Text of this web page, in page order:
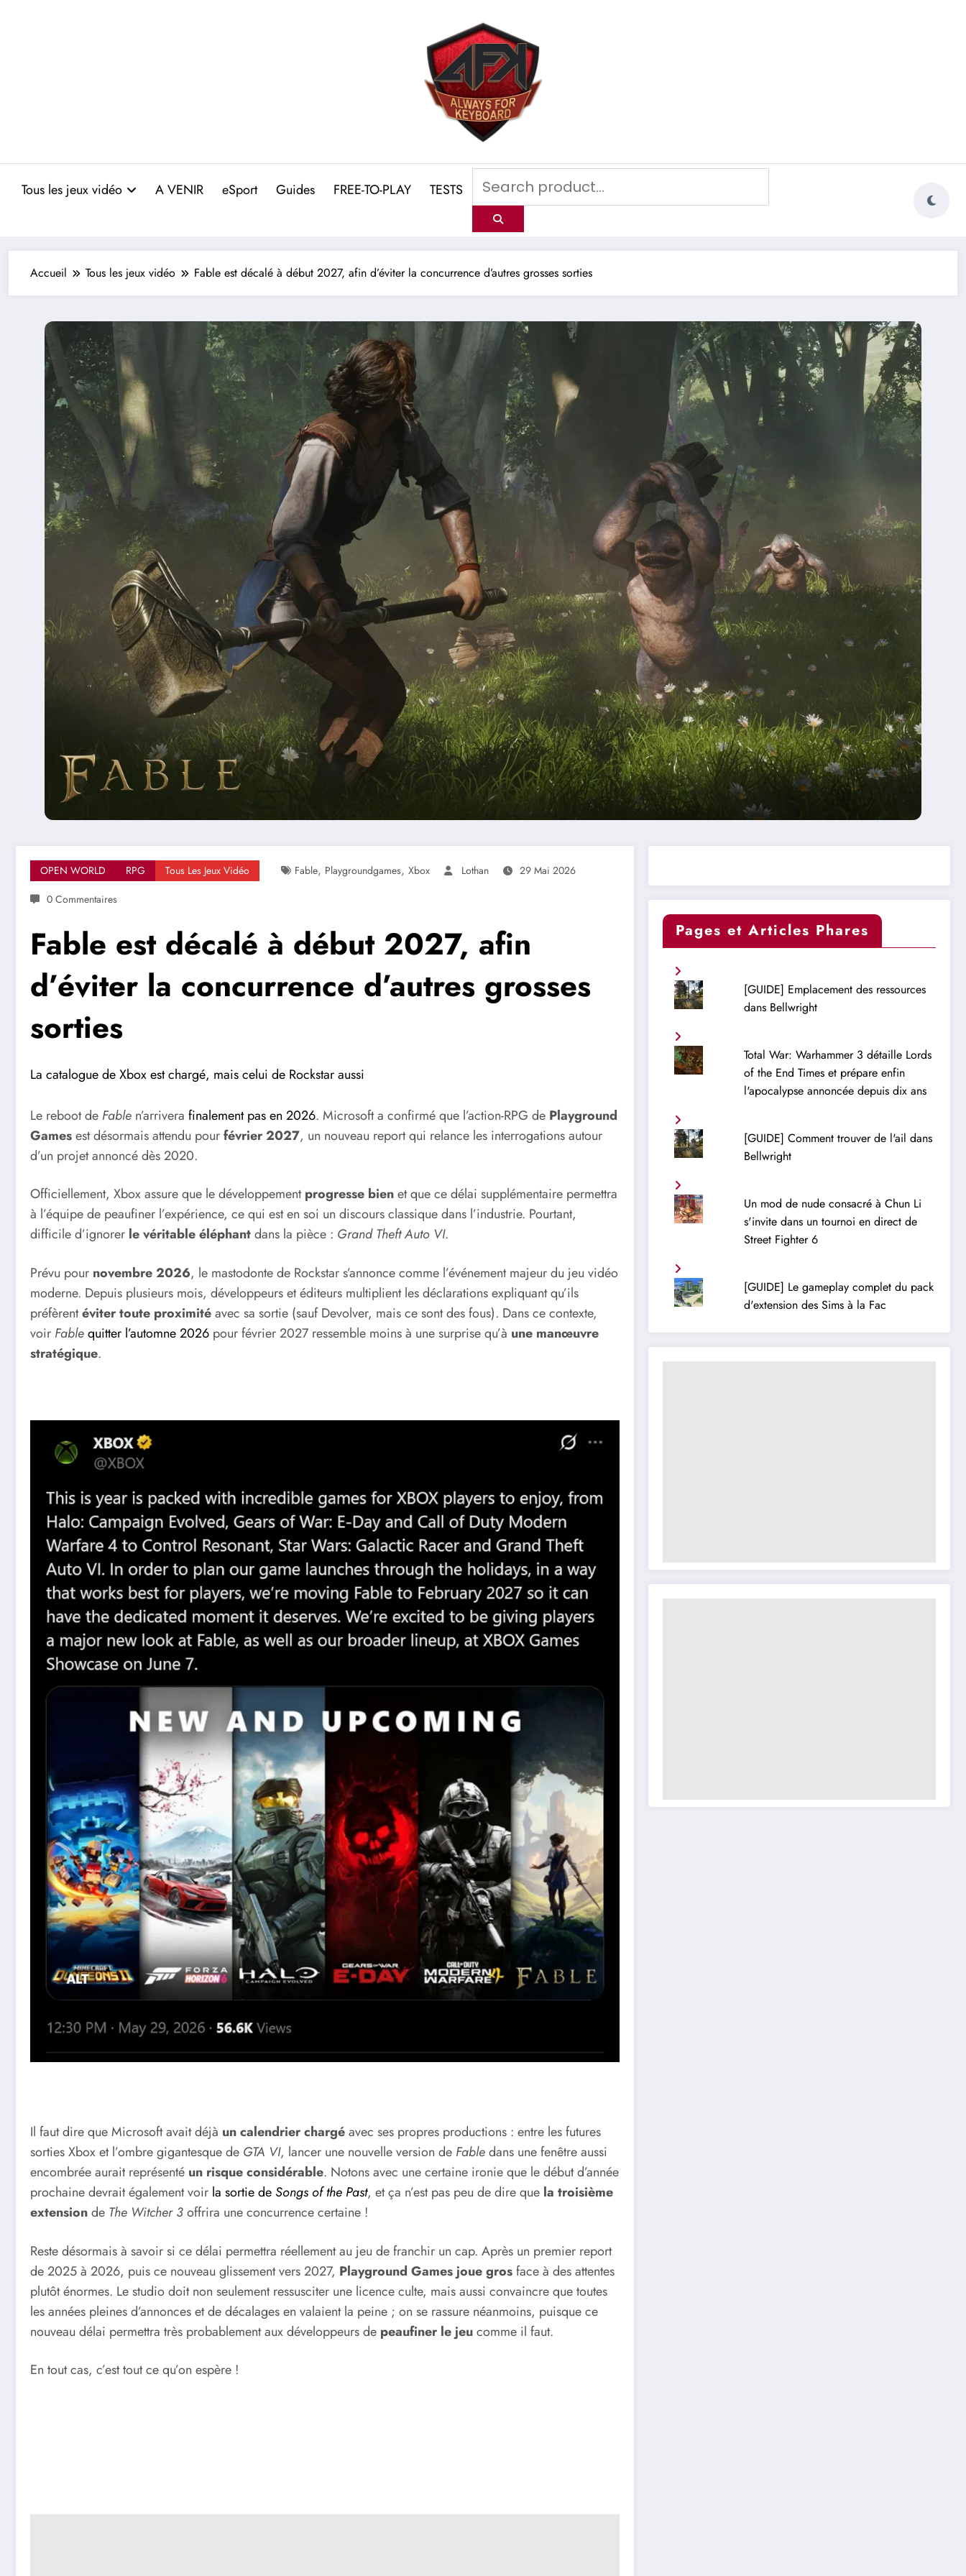
Tous les jeux vidéo A VENIR eSport Guides FREE-TO-PLAY TESTS
Accueil Tous les jeux vidéo Fable est décalé à début 2027, afin d’éviter la concurrence d’autres grosses sorties
OPEN WORLD RPG Tous Les Jeux Vidéo Fable, Playgroundgames, Xbox Lothan
29 Mai 2026
0 Commentaires
Fable est décalé à début 2027, afin
d’éviter la concurrence d’autres grosses
sorties
La catalogue de Xbox est chargé, mais celui de Rockstar aussi
Le reboot de Fable n’arrivera finalement pas en 2026. Microsoft a confirmé que l’action-RPG de Playground
Gamesest désormais attendu pourfévrier 2027, un nouveau report qui relance les interrogations autour
d’un projet annoncé dès 2020.
Officiellement, Xbox assure que le développementprogresse bienet que ce délai supplémentaire permettra
à l’équipe de peaufiner l’expérience, ce qui est en soi un discours classique dans l’industrie. Pourtant,
difficile d’ignorer le véritable éléphantdans la pièce : Grand Theft Auto VI.
Prévu pour novembre 2026, le mastodonte de Rockstar s’annonce comme l’événement majeur du jeu vidéo
moderne. Depuis plusieurs mois, développeurs et éditeurs multiplient les déclarations expliquant qu’ils
préfèrentéviter toute proximitéavec sa sortie (sauf Devolver, mais ce sont des fous). Dans ce contexte,
voir Fablequitter l’automne 2026 pour février 2027 ressemble moins à une surprise qu’à une manœuvre
stratégique.
Il faut dire que Microsoft avait déjà un calendrier chargéavec ses propres productions : entre les futures
sorties Xbox et l’ombre gigantesque de GTA VI, lancer une nouvelle version de Fabledans une fenêtre aussi
encombrée aurait représenté un risque considérable. Notons avec une certaine ironie que le début d’année
prochaine devrait également voir la sortie de Songs of the Past, et ça n’est pas peu de dire que la troisième
extensionde The Witcher 3offrira une concurrence certaine !
Reste désormais à savoir si ce délai permettra réellement au jeu de franchir un cap. Après un premier report
de 2025 à 2026, puis ce nouveau glissement vers 2027, Playground Games joue grosface à des attentes
plutôt énormes. Le studio doit non seulement ressusciter une licence culte, mais aussi convaincre que toutes
les années pleines d’annonces et de décalages en valaient la peine ; on se rassure néanmoins, puisque ce
nouveau délai permettra très probablement aux développeurs de peaufiner le jeucomme il faut.
En tout cas, c’est tout ce qu’on espère !
Pages et Articles Phares
[GUIDE] Emplacement des ressources
dans Bellwright
Total War: Warhammer 3 détaille Lords
of the End Times et prépare enfin
l'apocalypse annoncée depuis dix ans
[GUIDE] Comment trouver de l'ail dans
Bellwright
Un mod de nude consacré à Chun Li
s'invite dans un tournoi en direct de
Street Fighter 6
[GUIDE] Le gameplay complet du pack
d'extension des Sims à la Fac